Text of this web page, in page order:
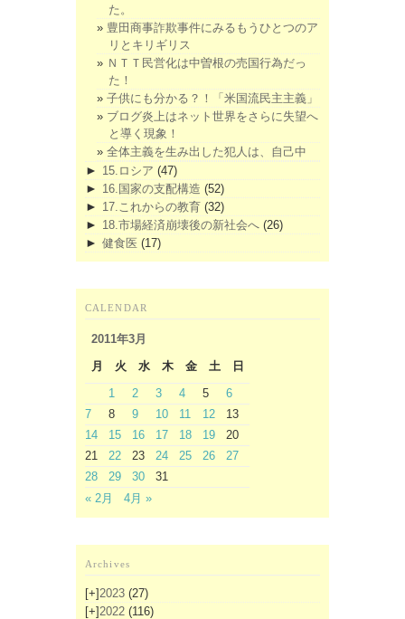
た。
豊田商事詐欺事件にみるもうひとつのア
リとキリギリス
ＮＴＴ民営化は中曽根の売国行為だっ
た！
子供にも分かる？！「米国流民主主義」
ブログ炎上はネット世界をさらに失望へ
と導く現象！
全体主義を生み出した犯人は、自己中
► 15.ロシア (47)
► 16.国家の支配構造 (52)
► 17.これからの教育 (32)
► 18.市場経済崩壊後の新社会へ (26)
► 健食医 (17)
CALENDAR
2011年3月
月
火 水 木 金 土
日
1
2 3 4 5
6
7
8 9 10 11 12
13
14
15 16 17 18 19
20
21
22 23 24 25 26
27
28
29 30
31
« 2月
4月 »
Archives
[+] 2023 (27)
[+] 2022 (116)